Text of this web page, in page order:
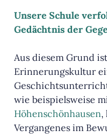
Unsere Schule
Gedächtnis der
Aus diesem Grund
Erinnerungskultur
wie beispielsweise
Höhenschönhausen,
Vergangenes im